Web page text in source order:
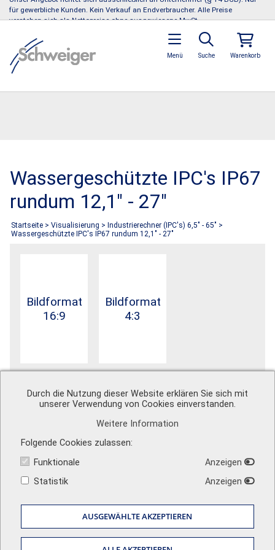
Durch die Nutzung dieser Website erklären Sie sich mit
unserer Verwendung von Cookies einverstanden.
Weitere Information
Folgende Cookies zulassen
Funktionale
Anzeigen
Statistik
Anzeigen
AUSGEWÄHLTE AKZEPTIEREN
Wassergeschützte IPC's IP67
rundum 12,1" - 27"
Startseite > Visualisierung > Industrierechner (IPC's) 6,5" - 65" >
Wassergeschützte IPC's IP67 rundum 12,1" - 27"
Bildformat
16:9
Bildformat
4:3
Ohmstr. 1
82054 Sauerlach
Zentrale
+49 (0) 8104 897 0
Vertrieb
info@schweiger-group.de
Techn. Support
info@schweiger-shop.de
Sehen Sie unsere Bewertungen auf
Impressum | AGB | Datenschutz | Versandkosten | Newsletter
Warenkorb
Suche
Menü
für gewerbliche Kunden. Kein Verkauf an Endverbraucher. Alle Preise
verstehen sich als Nettopreise ohne ausgewiesene MwSt.